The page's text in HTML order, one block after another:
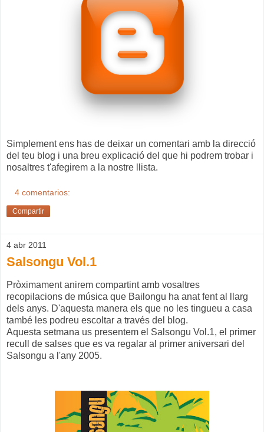
Simplement ens has de deixar un comentari amb la direcció
del teu blog i una breu explicació del que hi podrem trobar i
nosaltres t'afegirem a la nostre llista.
4 comentarios:
Compartir
4 abr 2011
Salsongu Vol.1
Pròximament anirem compartint amb vosaltres
recopilacions de música que Bailongu ha anat fent al llarg
dels anys. D'aquesta manera els que no les tingueu a casa
també les podreu escoltar a través del blog.
Aquesta setmana us presentem el Salsongu Vol.1, el primer
recull de salses que es va regalar al primer aniversari del
Salsongu a l'any 2005.